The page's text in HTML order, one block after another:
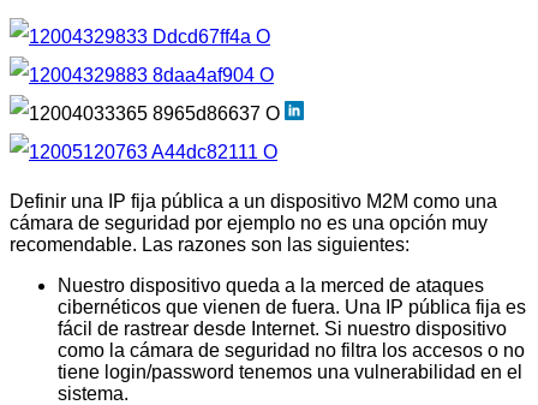
Definir una IP fija pública a un dispositivo M2M como una
cámara de seguridad por ejemplo no es una opción muy
recomendable. Las razones son las siguientes:
Nuestro dispositivo queda a la merced de ataques
cibernéticos que vienen de fuera. Una IP pública fija es
fácil de rastrear desde Internet. Si nuestro dispositivo
como la cámara de seguridad no filtra los accesos o no
tiene login/password tenemos una vulnerabilidad en el
sistema.